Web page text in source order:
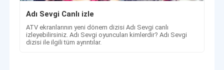
Adı Sevgi Canlı izle
ATV ekranlarının yeni dönem dizisi Adı Sevgi canlı
izleyebilirsiniz. Adı Sevgi oyuncuları kimlerdir? Adı Sevgi
dizisi ile ilgili tüm ayrıntılar.